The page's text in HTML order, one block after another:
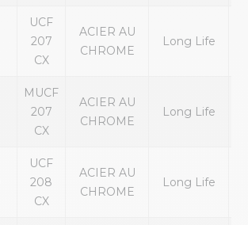
UCF
207
CX
ACIER AU
CHROME
Long Life
MUCF
207
CX
ACIER AU
CHROME
Long Life
UCF
208
CX
ACIER AU
CHROME
Long Life